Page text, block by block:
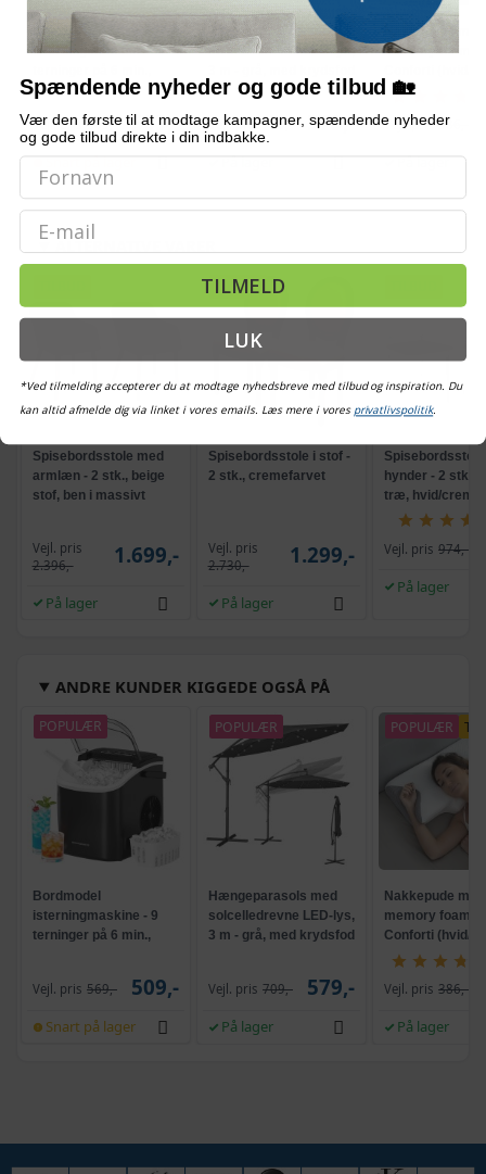
Bordmodel
isterningmaskine - 9
selvrensende, sort
Vejl. pris 569,- 509,-
Hængeparasols med
solcelledrevne LED-lys,
og krank, UPF 50+
Vejl. pris 709,- 579,-
Nakkepude med
memory foam -
Vejl. pris 386,-
ALTERNATIVE VARER
Spisebordsstole med
armlæn - 2 stk., beige
stof, ben i massivt
Vejl. pris
2.396,-
1.699,-
På lager
TILBUD
Spisebordsstole i stof -
2 stk., cremefarvet
Vejl. pris
2.730,-
1.299,-
På lager
hynder - 2 stk.,
træ, hvid/creme
Vejl. pris 974,-
På lager
ANDRE KUNDER KIGGEDE OGSÅ PÅ
POPULÆR
Bordmodel
isterningmaskine - 9
terninger på 6 min.,
Vejl. pris 569,- 509,-
Snart på lager
POPULÆR
Hængeparasols med
solcelledrevne LED-lys,
3 m - grå, med krydsfod
Vejl. pris 709,- 579,-
På lager
POPULÆR
Nakkepude med
memory foam -
Conforti (hvid/
Vejl. pris 386,-
På lager
Spændende nyheder og gode tilbud 🏡
Vær den første til at modtage kampagner, spændende nyheder
og gode tilbud direkte i din indbakke.
Email
TILMELD
LUK
*Ved tilmelding accepterer du at modtage nyhedsbreve med tilbud og inspiration. Du
kan altid afmelde dig via linket i vores emails. Læs mere i vores privatlivspolitik.